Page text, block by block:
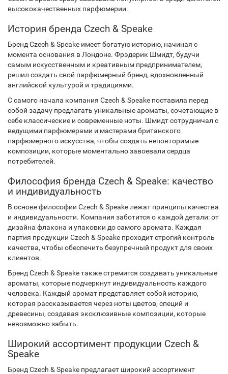
высококачественных парфюмерии.
История бренда Czech & Speake
Бренд Czech & Speake имеет богатую историю, начиная с
момента основания в Лондоне. Фрэдерик Шмидт, будучи
самым искусственным и креативным предпринимателем,
решил создать свой парфюмерный бренд, вдохновленный
английской культурой и традициями.
С самого начала компания Czech & Speake поставила перед
собой задачу предлагать уникальные ароматы, сочетающие в
себе классические и современные ноты. Шмидт сотрудничал с
ведущими парфюмерами и мастерами британского
парфюмерного искусства, чтобы создать неповторимые
композиции, которые моментально завоевали сердца
потребителей.
Философия бренда Czech & Speake: качество
и индивидуальность
В основе философии Czech & Speake лежат принципы качества
и индивидуальности. Компания заботится о каждой детали: от
дизайна флакона и упаковки до самого аромата. Каждая
партия продукции Czech & Speake проходит строгий контроль
качества, чтобы обеспечить безупречный продукт для своих
клиентов.
Бренд Czech & Speake также стремится создавать уникальные
ароматы, которые подчеркнут индивидуальность каждого
человека. Каждый аромат представляет собой историю,
которая рассказывается через ноты цветов, специй и
древесины, создавая эксклюзивные композиции, которые
невозможно забыть.
Широкий ассортимент продукции Czech &
Speake
Бренд Czech & Speake предлагает широкий ассортимент